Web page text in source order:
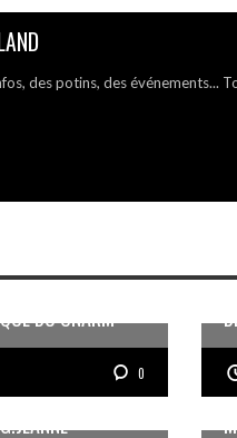
des potins, des événements...
DU CNARM
0
FACE